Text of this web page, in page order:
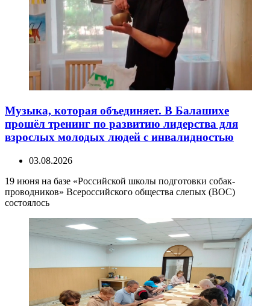
Музыка, которая объединяет. В Балашихе
прошёл тренинг по развитию лидерства для
взрослых молодых людей с инвалидностью
03.08.2026
19 июня на базе «Российской школы подготовки собак-
проводников» Всероссийского общества слепых (ВОС)
состоялось